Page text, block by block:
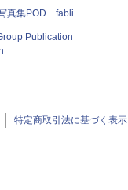
真集POD fabli
Publication
特定商取引法に基づく表示